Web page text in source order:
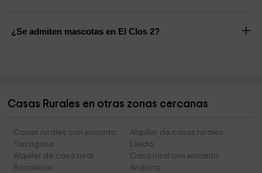
¿Se admiten mascotas en El Clos 2?
Casas Rurales en otras zonas cercanas
Casas rurales con encanto
Tarragona
Alquiler de casas rurales
Lleida
Alquiler de casa rural
Barcelona
Casa rural con encanto
Andorra